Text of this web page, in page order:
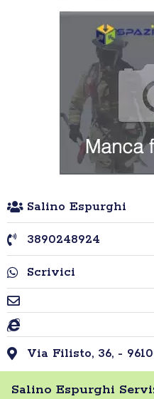
Salino Espurghi
3890248924
Scrivici
Via Filisto, 36, -
Salino Espurghi